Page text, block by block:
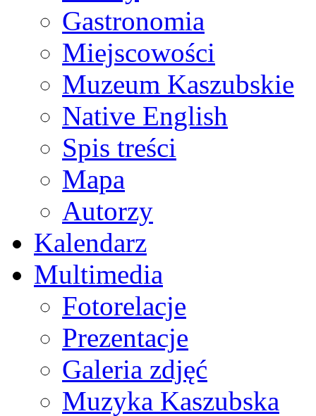
Gastronomia
Miejscowości
Muzeum Kaszubskie
Native English
Spis treści
Mapa
Autorzy
Kalendarz
Multimedia
Fotorelacje
Prezentacje
Galeria zdjęć
Muzyka Kaszubska